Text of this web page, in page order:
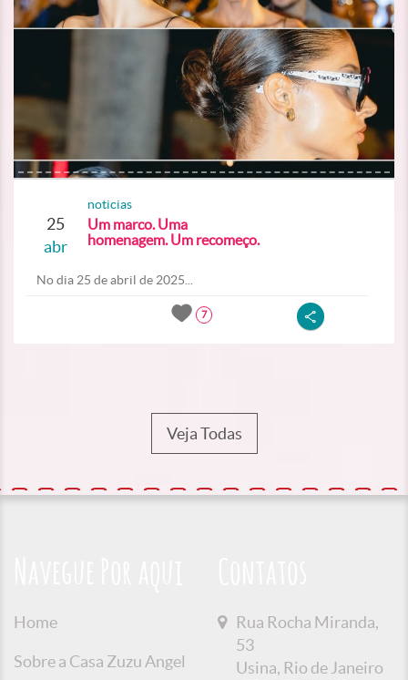
25
abr
noticias
Um marco. Uma
homenagem. Um recomeço.
No dia 25 de abril de 2025...
7
Veja Todas
Home
Sobre a Casa Zuzu Angel
Rua Rocha Miranda,
53
Usina, Rio de Janeiro